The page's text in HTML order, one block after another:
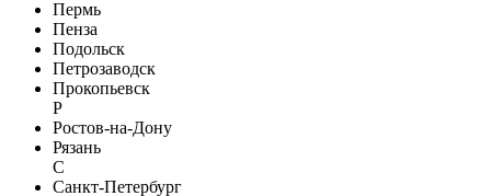
Пермь
Пенза
Подольск
Петрозаводск
Прокопьевск
Р
Ростов-на-Дону
Рязань
С
Санкт-Петербург